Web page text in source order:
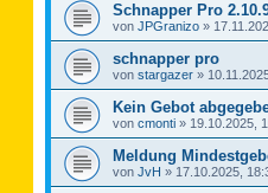
Schnapper Pro
von JPGranizo »
schnapper pro
von stargazer »
Kein Gebot
von cmonti » 19.10.2025,
Meldung
von JvH » 17.10.2025,